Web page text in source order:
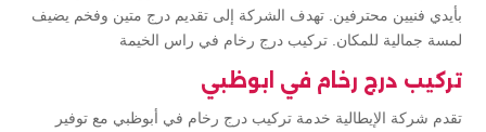
بأيدي فنيين محترفين. تهدف الشركة إلى تقديم درج متين وفخم يضيف
لمسة جمالية للمكان. تركيب درج رخام في راس الخيمة
تركيب درج رخام في ابوظبي
تقدم شركة الإيطالية خدمة تركيب درج رخام في أبوظبي مع توفير